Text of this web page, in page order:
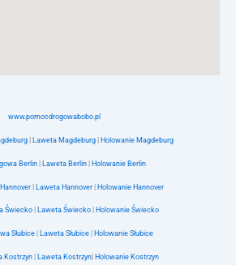
www.pomocdrogowabobo.pl
Laweta Magdeburg Holowanie Magdeburg
Berlin| Laweta Berlin| Holowanie Berlin
Laweta Hannover Holowanie Hannover
Świecko Laweta Świecko Holowanie Świecko
Słubice| Laweta Słubice| Holowanie Słubice
Kostrzyn| Laweta Kostrzyn| Holowanie Kostrzyn